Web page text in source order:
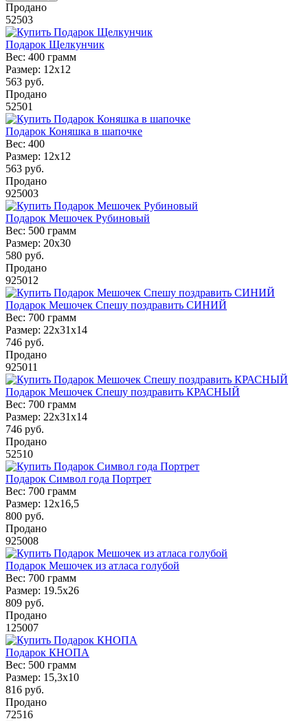
Продано
52503
Подарок Щелкунчик
Вес: 400 грамм
Размер: 12х12
563 руб.
Продано
52501
Подарок Коняшка в шапочке
Вес: 400
Размер: 12х12
563 руб.
Продано
925003
Подарок Мешочек Рубиновый
Вес: 500 грамм
Размер: 20х30
580 руб.
Продано
925012
Подарок Мешочек Спешу поздравить СИНИЙ
Вес: 700 грамм
Размер: 22х31х14
746 руб.
Продано
925011
Подарок Мешочек Спешу поздравить КРАСНЫЙ
Вес: 700 грамм
Размер: 22х31х14
746 руб.
Продано
52510
Подарок Символ года Портрет
Вес: 700 грамм
Размер: 12х16,5
800 руб.
Продано
925008
Подарок Мешочек из атласа голубой
Вес: 700 грамм
Размер: 19.5х26
809 руб.
Продано
125007
Подарок КНОПА
Вес: 500 грамм
Размер: 15,3х10
816 руб.
Продано
72516